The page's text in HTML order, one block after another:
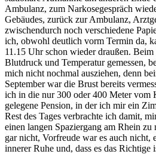
Ambulanz, zum Narkosegespräch
Gebäudes, zurück zur Ambulanz,
zwischendurch noch verschiedene
ich, obwohl deutlich vorm Termin da,
11.15 Uhr schon wieder draußen.
Blutdruck und Temperatur gemessen,
mich nicht nochmal ausziehen, denn
September war die Brust bereits
ich in die nur 300 oder 400 Meter vom
gelegene Pension, in der ich mir ein
Rest des Tages verbrachte ich damit,
einen langen Spaziergang am Rhein
gar nicht, Vorfreude war es auch nicht,
innerer Ruhe und, dass es das Richtige